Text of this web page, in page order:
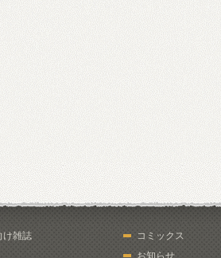
け雑誌
コミックス
お知らせ